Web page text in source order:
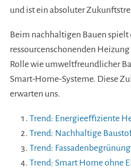
und ist ein absoluter
Beim nachhaltigen Bauen spielt
ressourcenschonenden
Rolle wie umweltfreundlicher
Smart-Home-Systeme. Diese
erwarten uns.
Trend: Energieeffiziente
Trend: Nachhaltige
Trend: Fassadenbegrünung
Trend: Smart Home ohne